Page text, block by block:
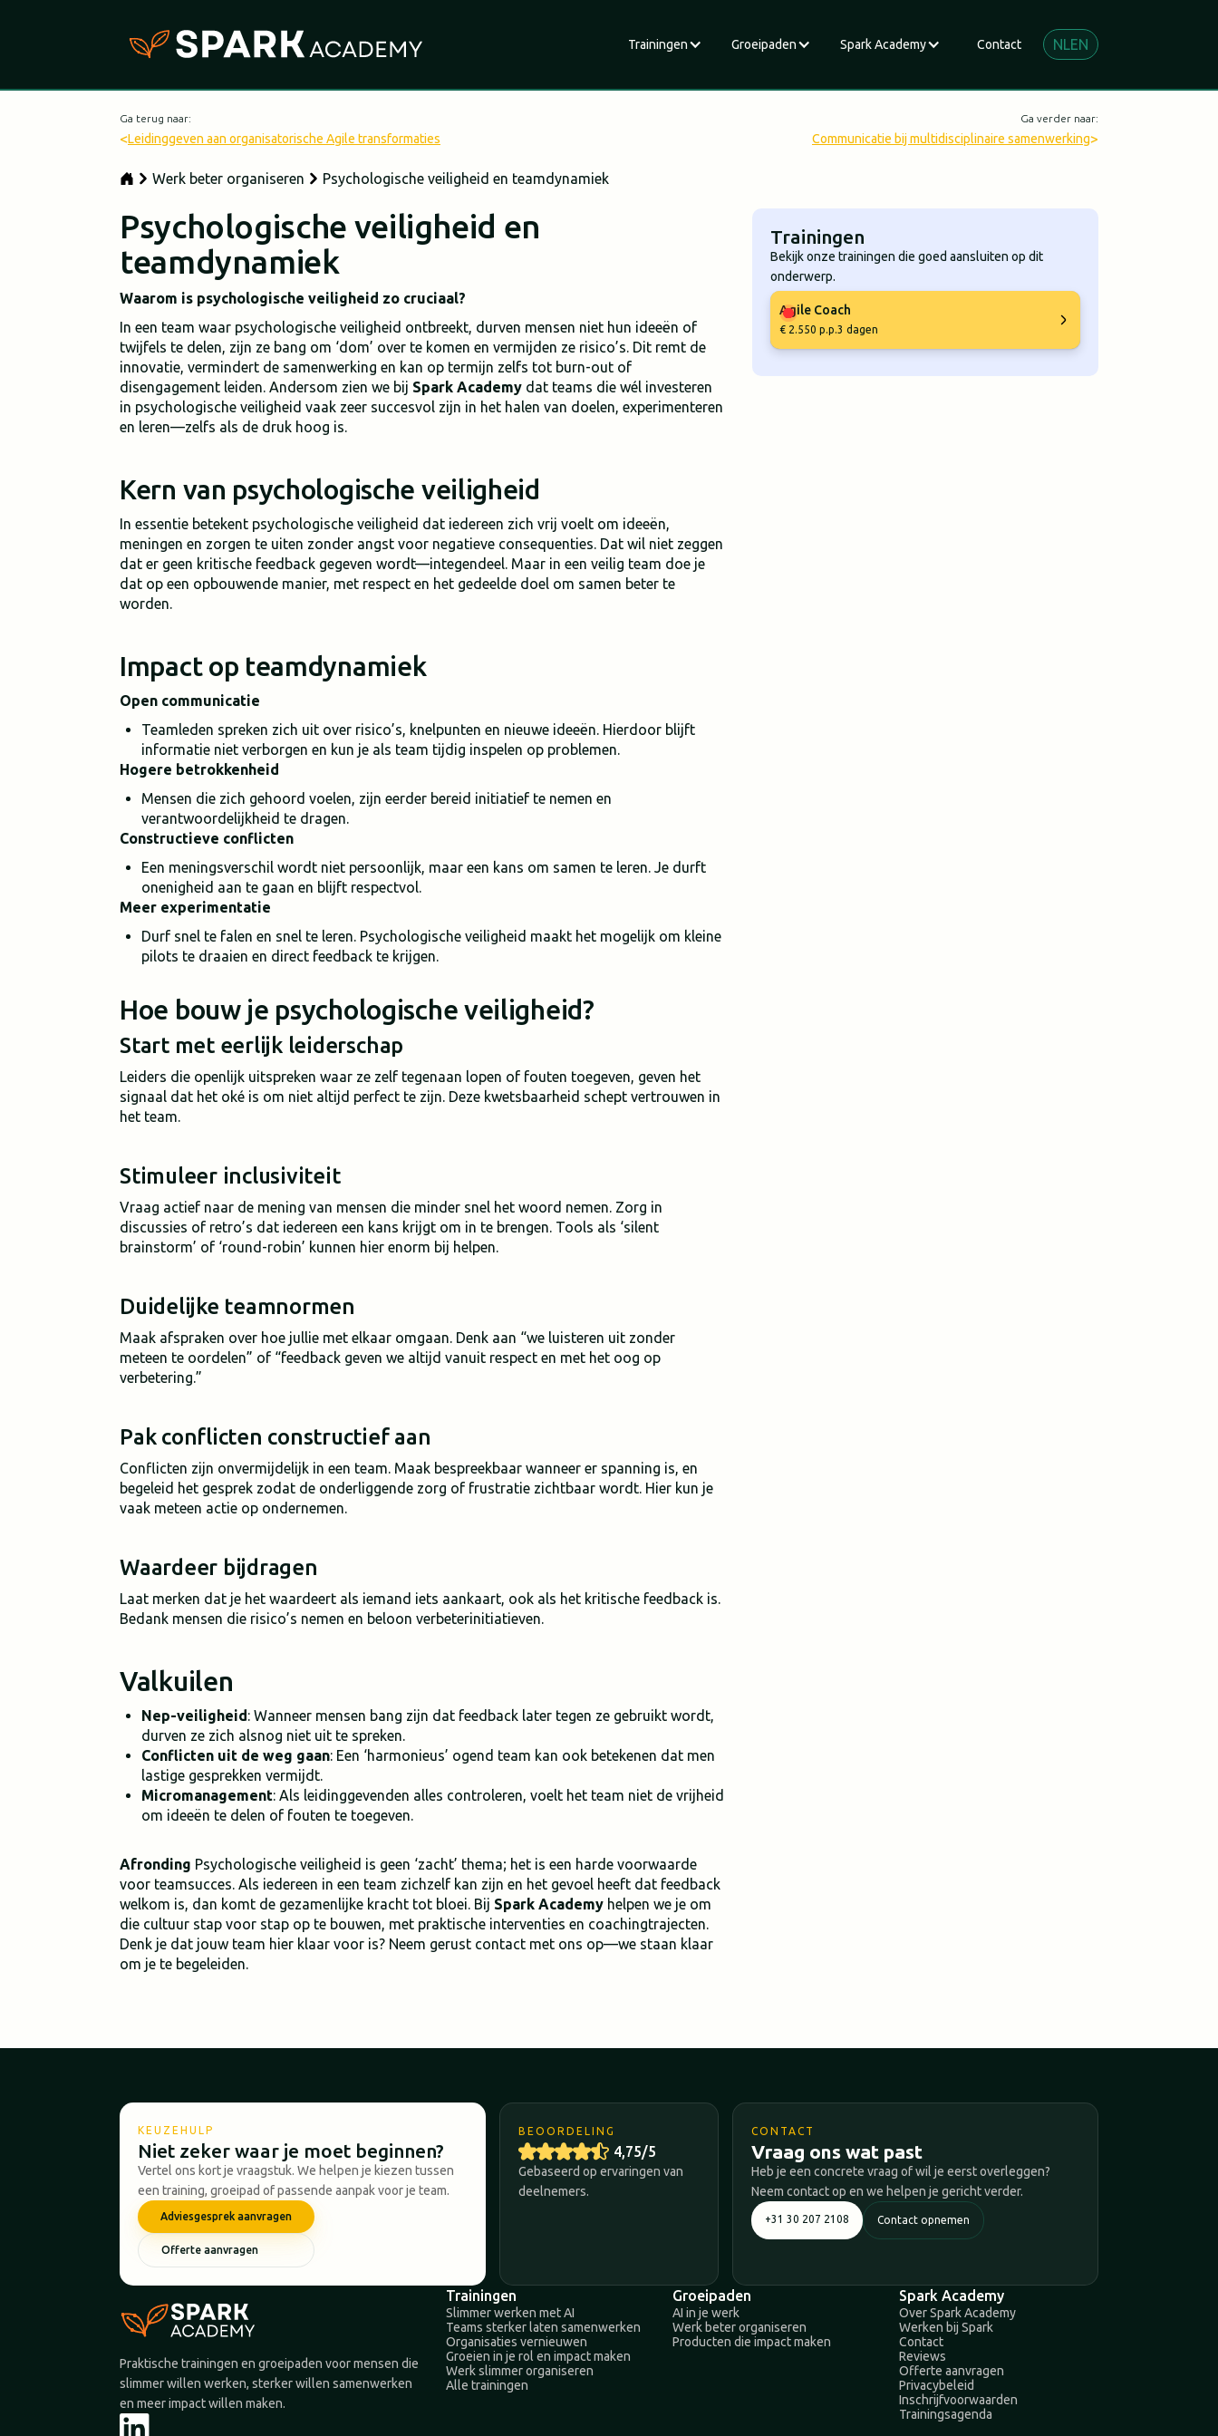
Trainingen Groeipaden Spark Academy Contact NLEN
Ga terug naar:
<Leidinggeven aan organisatorische Agile transformaties
Ga verder naar:
Communicatie bij multidisciplinaire samenwerking>
Werk beter organiseren Psychologische veiligheid en teamdynamiek
Psychologische veiligheid en
teamdynamiek
Waarom is psychologische veiligheid zo cruciaal?
In een team waar psychologische veiligheid ontbreekt, durven mensen niet hun ideeën of
twijfels te delen, zijn ze bang om ‘dom’ over te komen en vermijden ze risico’s. Dit remt de
innovatie, vermindert de samenwerking en kan op termijn zelfs tot burn-out of
disengagement leiden. Andersom zien we bij Spark Academy dat teams die wél investeren
in psychologische veiligheid vaak zeer succesvol zijn in het halen van doelen, experimenteren
en leren—zelfs als de druk hoog is.
Kern van psychologische veiligheid
In essentie betekent psychologische veiligheid dat iedereen zich vrij voelt om ideeën,
meningen en zorgen te uiten zonder angst voor negatieve consequenties. Dat wil niet zeggen
dat er geen kritische feedback gegeven wordt—integendeel. Maar in een veilig team doe je
dat op een opbouwende manier, met respect en het gedeelde doel om samen beter te
worden.
Impact op teamdynamiek
Open communicatie
Teamleden spreken zich uit over risico’s, knelpunten en nieuwe ideeën. Hierdoor blijft
informatie niet verborgen en kun je als team tijdig inspelen op problemen.
Hogere betrokkenheid
Mensen die zich gehoord voelen, zijn eerder bereid initiatief te nemen en
verantwoordelijkheid te dragen.
Constructieve conflicten
Een meningsverschil wordt niet persoonlijk, maar een kans om samen te leren. Je durft
onenigheid aan te gaan en blijft respectvol.
Meer experimentatie
Durf snel te falen en snel te leren. Psychologische veiligheid maakt het mogelijk om kleine
pilots te draaien en direct feedback te krijgen.
Hoe bouw je psychologische veiligheid?
Start met eerlijk leiderschap
Leiders die openlijk uitspreken waar ze zelf tegenaan lopen of fouten toegeven, geven het
signaal dat het oké is om niet altijd perfect te zijn. Deze kwetsbaarheid schept vertrouwen in
het team.
Stimuleer inclusiviteit
Vraag actief naar de mening van mensen die minder snel het woord nemen. Zorg in
discussies of retro’s dat iedereen een kans krijgt om in te brengen. Tools als ‘silent
brainstorm’ of ‘round-robin’ kunnen hier enorm bij helpen.
Duidelijke teamnormen
Maak afspraken over hoe jullie met elkaar omgaan. Denk aan “we luisteren uit zonder
meteen te oordelen” of “feedback geven we altijd vanuit respect en met het oog op
verbetering.”
Pak conflicten constructief aan
Conflicten zijn onvermijdelijk in een team. Maak bespreekbaar wanneer er spanning is, en
begeleid het gesprek zodat de onderliggende zorg of frustratie zichtbaar wordt. Hier kun je
vaak meteen actie op ondernemen.
Waardeer bijdragen
Laat merken dat je het waardeert als iemand iets aankaart, ook als het kritische feedback is.
Bedank mensen die risico’s nemen en beloon verbeterinitiatieven.
Valkuilen
Nep-veiligheid: Wanneer mensen bang zijn dat feedback later tegen ze gebruikt wordt,
durven ze zich alsnog niet uit te spreken.
Conflicten uit de weg gaan: Een ‘harmonieus’ ogend team kan ook betekenen dat men
lastige gesprekken vermijdt.
Micromanagement: Als leidinggevenden alles controleren, voelt het team niet de vrijheid
om ideeën te delen of fouten te toegeven.
Afronding Psychologische veiligheid is geen ‘zacht’ thema; het is een harde voorwaarde
voor teamsucces. Als iedereen in een team zichzelf kan zijn en het gevoel heeft dat feedback
welkom is, dan komt de gezamenlijke kracht tot bloei. Bij Spark Academy helpen we je om
die cultuur stap voor stap op te bouwen, met praktische interventies en coachingtrajecten.
Denk je dat jouw team hier klaar voor is? Neem gerust contact met ons op—we staan klaar
om je te begeleiden.
Trainingen
Bekijk onze trainingen die goed aansluiten op dit
onderwerp.
Agile Coach
€ 2.550 p.p.3 dagen
KEUZEHULP
Niet zeker waar je moet beginnen?
Vertel ons kort je vraagstuk. We helpen je kiezen tussen
een training, groeipad of passende aanpak voor je team.
Adviesgesprek aanvragen
Offerte aanvragen
BEOORDELING
4,75/5
Gebaseerd op ervaringen van
deelnemers.
CONTACT
Vraag ons wat past
Heb je een concrete vraag of wil je eerst overleggen?
Neem contact op en we helpen je gericht verder.
+31 30 207 2108 Contact opnemen
Praktische trainingen en groeipaden voor mensen die
slimmer willen werken, sterker willen samenwerken
en meer impact willen maken.
Trainingen
Slimmer werken met AI
Teams sterker laten samenwerken
Organisaties vernieuwen
Groeien in je rol en impact maken
Werk slimmer organiseren
Alle trainingen
Groeipaden
AI in je werk
Werk beter organiseren
Producten die impact maken
Spark Academy
Over Spark Academy
Werken bij Spark
Contact
Reviews
Offerte aanvragen
Privacybeleid
Inschrijfvoorwaarden
Trainingsagenda